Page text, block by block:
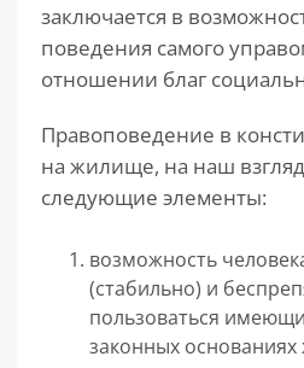
заключается в
поведения самого
отношении благ
Правоповедение в
на жилище, на наш
следующие элементы:
возможность
(стабильно) и
пользоваться
законных